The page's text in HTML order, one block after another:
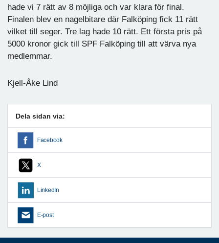
hade vi 7 rätt av 8 möjliga och var klara för final.
Finalen blev en nagelbitare där Falköping fick 11 rätt
vilket till seger. Tre lag hade 10 rätt. Ett första pris på
5000 kronor gick till SPF Falköping till att värva nya
medlemmar.
Kjell-Åke Lind
Dela sidan via:
Facebook
X
LinkedIn
E-post